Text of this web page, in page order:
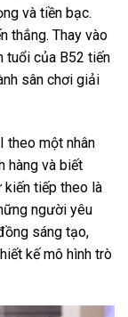
và tiền bạc.
thắng. Thay vào
tuổi của B52 tiến
sân chơi giải
theo một nhân
hàng và biết
kiến tiếp theo là
người yêu
sáng tạo,
kế mô hình trò